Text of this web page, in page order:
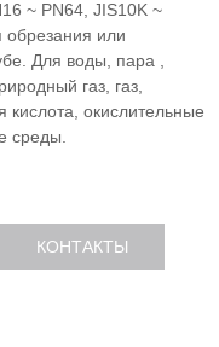
~ PN64, JIS10K ~
обрезания или
Для воды, пара ,
газ, газ,
кислота, окислительные
среды.
КОНТАКТЫ